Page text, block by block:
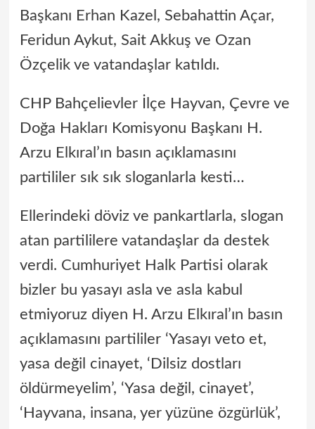
Başkanı Erhan Kazel, Sebahattin Açar,
Feridun Aykut, Sait Akkuş ve Ozan
Özçelik ve vatandaşlar katıldı.
CHP Bahçelievler İlçe Hayvan, Çevre ve
Doğa Hakları Komisyonu Başkanı H.
Arzu Elkıral’ın basın açıklamasını
partililer sık sık sloganlarla kesti…
Ellerindeki döviz ve pankartlarla, slogan
atan partililere vatandaşlar da destek
verdi. Cumhuriyet Halk Partisi olarak
bizler bu yasayı asla ve asla kabul
etmiyoruz diyen H. Arzu Elkıral’ın basın
açıklamasını partililer ‘Yasayı veto et,
yasa değil cinayet, ‘Dilsiz dostları
öldürmeyelim’, ‘Yasa değil, cinayet’,
‘Hayvana, insana, yer yüzüne özgürlük’,